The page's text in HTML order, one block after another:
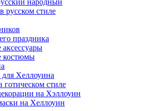
народный
русском стиле
праздника
костюмы
Хеллоуина
готическом стиле
на Хэллоуин
на Хеллоуин